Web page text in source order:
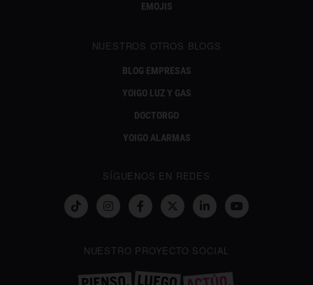
EMOJIS
NUESTROS OTROS BLOGS
BLOG EMPRESAS
YOIGO LUZ Y GAS
DOCTORGO
YOIGO ALARMAS
SÍGUENOS EN REDES
NUESTRO PROYECTO SOCIAL